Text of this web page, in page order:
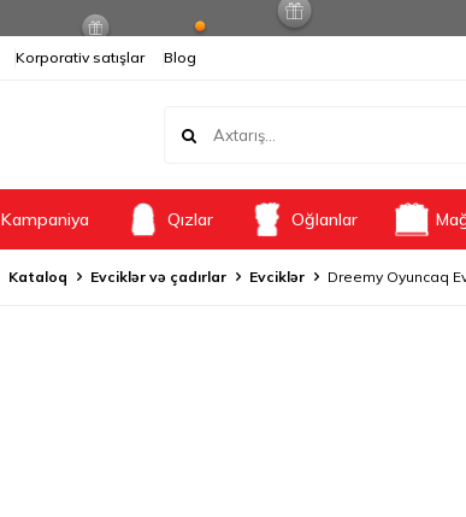
Korporativ satışlar Blog
Kampaniya Qızlar Oğlanlar
Kataloq Evciklər və çadırlar Evciklər Dreemy Oyuncaq